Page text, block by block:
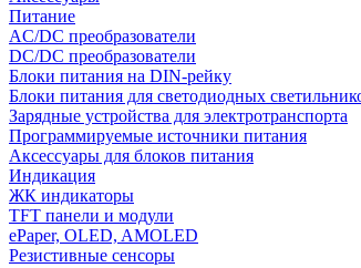
Питание
AC/DC преобразователи
DC/DC преобразователи
Блоки питания на DIN-рейку
Блоки питания для светодиодных
Зарядные устройства для электротранспорта
Программируемые источники питания
Аксессуары для блоков питания
Индикация
ЖК индикаторы
TFT панели и модули
ePaper, OLED, AMOLED
Резистивные сенсоры